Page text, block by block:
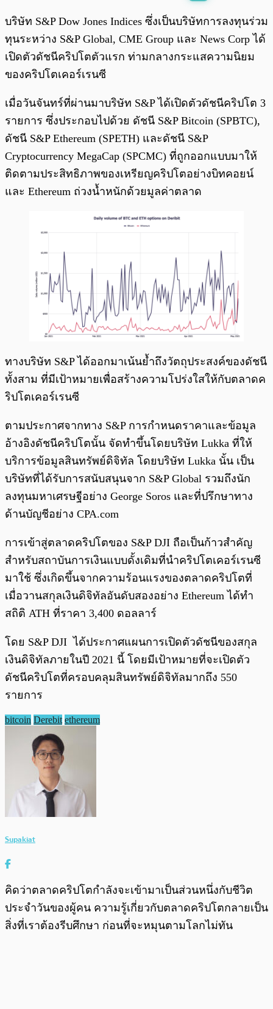
บริษัท S&P Dow Jones Indices ซึ่งเป็นบริษัทการลงทุนร่วม
ทุนระหว่าง S&P Global, CME Group และ News Corp ได้
เปิดตัวดัชนีคริปโตตัวแรก ท่ามกลางกระแสความนิยม
ของคริปโตเคอร์เรนซี
เมื่อวันจันทร์ที่ผ่านมาบริษัท S&P ได้เปิดตัวดัชนีคริปโต 3
รายการ ซึ่งประกอบไปด้วย ดัชนี S&P Bitcoin (SPBTC),
ดัชนี S&P Ethereum (SPETH) และดัชนี S&P
Cryptocurrency MegaCap (SPCMC) ที่ถูกออกแบบมาให้
ติดตามประสิทธิภาพของเหรียญคริปโตอย่างบิทคอยน์
และ Ethereum ถ่วงน้ำหนักด้วยมูลค่าตลาด
ทางบริษัท S&P ได้ออกมาเน้นย้ำถึงวัตถุประสงค์ของดัชนี
ทั้งสาม ที่มีเป้าหมายเพื่อสร้างความโปร่งใสให้กับตลาดค
ริปโตเคอร์เรนซี
ตามประกาศจากทาง S&P การกำหนดราคาและข้อมูล
อ้างอิงดัชนีคริปโตนั้น จัดทำขึ้นโดยบริษัท Lukka ที่ให้
บริการข้อมูลสินทรัพย์ดิจิทัล โดยบริษัท Lukka นั้น เป็น
บริษัทที่ได้รับการสนับสนุนจาก S&P Global รวมถึงนัก
ลงทุนมหาเศรษฐีอย่าง George Soros และที่ปรึกษาทาง
ด้านบัญชีอย่าง CPA.com
การเข้าสู่ตลาดคริปโตของ S&P DJI ถือเป็นก้าวสำคัญ
สำหรับสถาบันการเงินแบบดั้งเดิมที่นำคริปโตเคอร์เรนซี
มาใช้ ซึ่งเกิดขึ้นจากความร้อนแรงของตลาดคริปโตที่
เมื่อวานสกุลเงินดิจิทัลอันดับสองอย่าง Ethereum ได้ทำ
สถิติ ATH ที่ราคา 3,400 ดอลลาร์
โดย S&P DJI ได้ประกาศแผนการเปิดตัวดัชนีของสกุล
เงินดิจิทัลภายในปี 2021 นี้ โดยมีเป้าหมายที่จะเปิดตัว
ดัชนีคริปโตที่ครอบคลุมสินทรัพย์ดิจิทัลมากถึง 550
รายการ
bitcoin Derebit ethereum
Supakiat
คิดว่าตลาดคริปโตกำลังจะเข้ามาเป็นส่วนหนึ่งกับชีวิต
ประจำวันของผู้คน ความรู้เกี่ยวกับตลาดคริปโตกลายเป็น
สิ่งที่เราต้องรีบศึกษา ก่อนที่จะหมุนตามโลกไม่ทัน